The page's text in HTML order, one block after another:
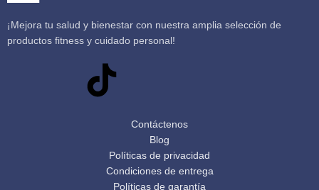
¡Mejora tu salud y bienestar con nuestra amplia selección de
productos fitness y cuidado personal!
Contáctenos
Blog
Políticas de privacidad
Condiciones de entrega
Políticas de garantía